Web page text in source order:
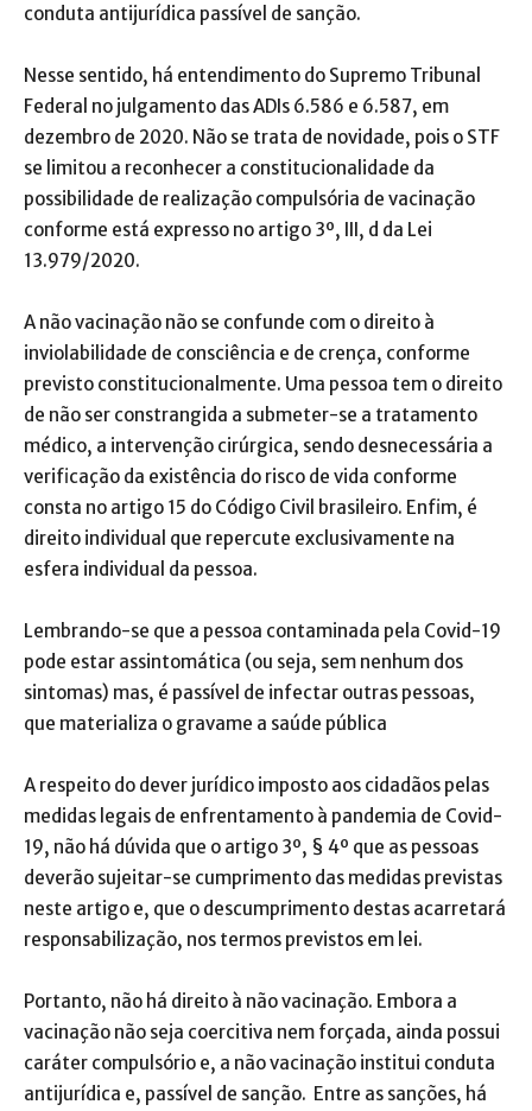
conduta antijurídica passível de sanção.
Nesse sentido, há entendimento do Supremo Tribunal
Federal no julgamento das ADIs 6.586 e 6.587, em
dezembro de 2020. Não se trata de novidade, pois o STF
se limitou a reconhecer a constitucionalidade da
possibilidade de realização compulsória de vacinação
conforme está expresso no artigo 3º, III, d da Lei
13.979/2020.
A não vacinação não se confunde com o direito à
inviolabilidade de consciência e de crença, conforme
previsto constitucionalmente. Uma pessoa tem o direito
de não ser constrangida a submeter-se a tratamento
médico, a intervenção cirúrgica, sendo desnecessária a
verificação da existência do risco de vida conforme
consta no artigo 15 do Código Civil brasileiro. Enfim, é
direito individual que repercute exclusivamente na
esfera individual da pessoa.
Lembrando-se que a pessoa contaminada pela Covid-19
pode estar assintomática (ou seja, sem nenhum dos
sintomas) mas, é passível de infectar outras pessoas,
que materializa o gravame a saúde pública
A respeito do dever jurídico imposto aos cidadãos pelas
medidas legais de enfrentamento à pandemia de Covid-
19, não há dúvida que o artigo 3º, § 4º que as pessoas
deverão sujeitar-se cumprimento das medidas previstas
neste artigo e, que o descumprimento destas acarretará
responsabilização, nos termos previstos em lei.
Portanto, não há direito à não vacinação. Embora a
vacinação não seja coercitiva nem forçada, ainda possui
caráter compulsório e, a não vacinação institui conduta
antijurídica e, passível de sanção. Entre as sanções, há